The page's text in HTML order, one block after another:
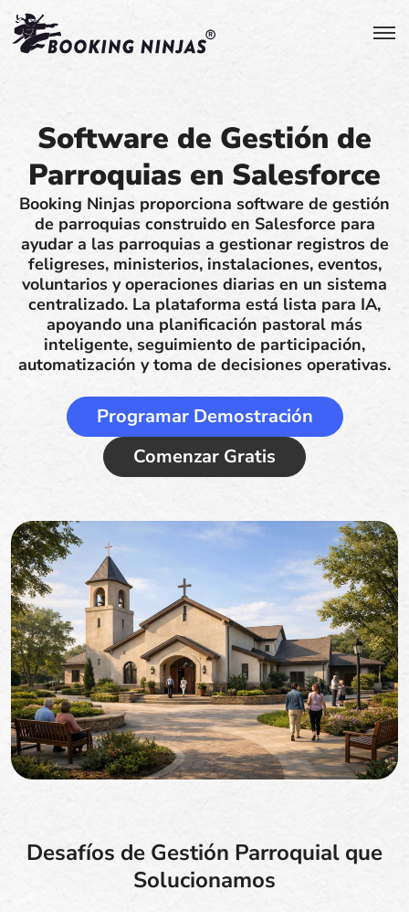
Software de Gestión de
Parroquias en Salesforce
Booking Ninjas proporciona software de gestión
de parroquias construido en Salesforce para
ayudar a las parroquias a gestionar registros de
feligreses, ministerios, instalaciones, eventos,
voluntarios y operaciones diarias en un sistema
centralizado. La plataforma está lista para IA,
apoyando una planificación pastoral más
inteligente, seguimiento de participación,
automatización y toma de decisiones operativas.
Programar Demostración
Comenzar Gratis
Desafíos de Gestión Parroquial que
Solucionamos